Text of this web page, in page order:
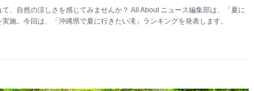
、自然の涼しさを感じてみませんか？ All About ニュース編集部は、「夏に
施。今回は、「沖縄県で夏に行きたい滝」ランキングを発表します。